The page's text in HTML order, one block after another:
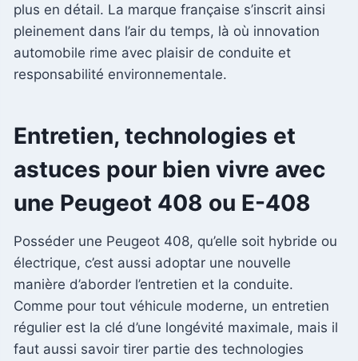
plus en détail. La marque française s’inscrit ainsi
pleinement dans l’air du temps, là où innovation
automobile rime avec plaisir de conduite et
responsabilité environnementale.
Entretien, technologies et
astuces pour bien vivre avec
une Peugeot 408 ou E-408
Posséder une Peugeot 408, qu’elle soit hybride ou
électrique, c’est aussi adoptar une nouvelle
manière d’aborder l’entretien et la conduite.
Comme pour tout véhicule moderne, un entretien
régulier est la clé d’une longévité maximale, mais il
faut aussi savoir tirer partie des technologies